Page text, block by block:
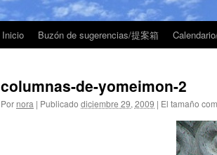
Inicio Buzón de sugerencias/提案箱
columnas-de-yomeimon-2
Por nora | Publicado diciembre 29, 2009 | El tamaño